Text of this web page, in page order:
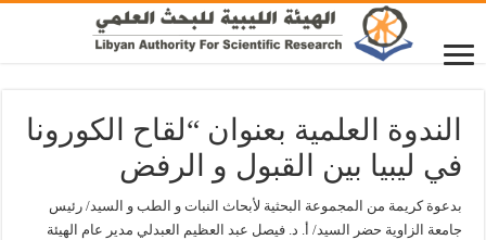
الندوة العلمية بعنوان “لقاح الكورونا
في ليبيا بين القبول و الرفض
بدعوة كريمة من المجموعة البحثية لأبحاث النبات و الطب و السيد/ رئيس
جامعة الزاوية حضر السيد/ أ. د. فيصل عبد العظيم العبدلي مدير عام الهيئة